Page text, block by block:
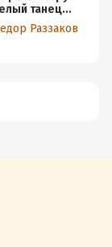
танец
Раззаков